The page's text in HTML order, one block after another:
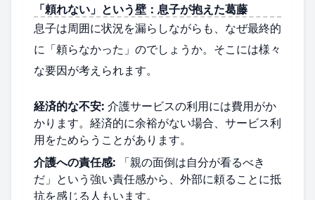
「頼れない」という壁：息子が抱えた葛藤
息子は周囲に状況を漏らしながらも、なぜ最終的
に「頼らなかった」のでしょうか。そこには様々
な要因が考えられます。
経済的な不安: 介護サービスの利用には費用がか
かります。経済的に余裕がない場合、サービス利
用をためらうことがあります。
介護への責任感: 「親の面倒は自分が看るべき
だ」という強い責任感から、外部に頼ることに抵
抗を感じる人もいます。